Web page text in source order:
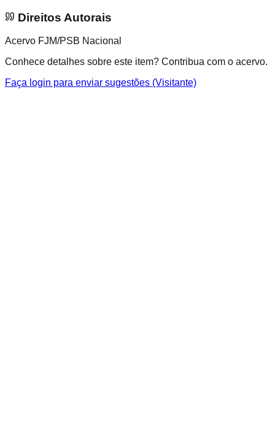
Direitos Autorais
Acervo FJM/PSB Nacional
Conhece detalhes sobre este item? Contribua com o acervo.
Faça login para enviar sugestões (Visitante)